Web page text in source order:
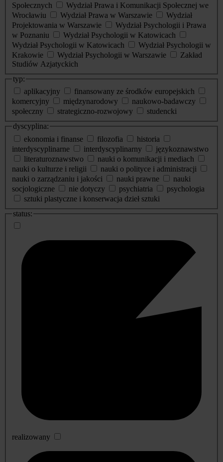
Społecznych
Wydział Prawa i Komunikacji Społecznej we
Wrocławiu
Wydział Prawa w Warszawie
Wydział
Projektowania w Warszawie
Wydział Psychologii i Prawa
w Poznaniu
Wydział Psychologii w Katowicach
Wydział Psychologii w Katowicach
Wydział Psychologii w
Krakowie
Wydział Psychologii w Warszawie
Zakład
Studiów Azjatyckich
typ:
aplikacyjny
finansowany ze środków europejskich
komercyjny
międzynarodowy
naukowo-badawczy
społeczny
strategiczno-rozwojowy
studencki
dyscyplina:
ekonomia i finanse
filozofia
historia
interdyscyplinarne
interdyscyplinarny
językoznawstwo
literaturoznawstwo
nauki o komunikacji i mediach
nauki o kulturze i religii
nauki o polityce i administracji
nauki o zarządzaniu i jakości
nauki prawne
nauki
socjologiczne
nie dotyczy psychiatria
psychologia
sztuki plastyczne i konserwacja dzieł sztuki
status:
realizowany